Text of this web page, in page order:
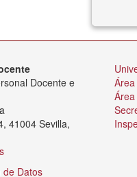
Docente e
41004 Sevilla,
de Datos